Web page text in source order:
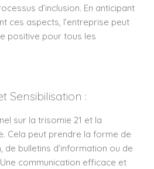
d’inclusion. En anticipant
ces aspects, l’entreprise peut
positive pour tous les
Sensibilisation :
sur la trisomie 21 et la
Cela peut prendre la forme de
bulletins d’information ou de
communication efficace et